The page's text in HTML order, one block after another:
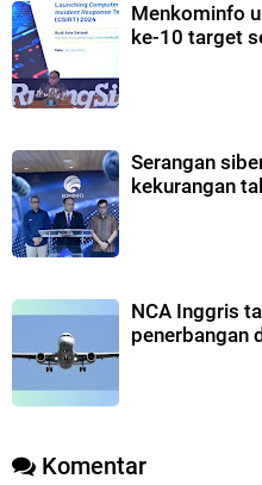
Menkominfo
ke-10 target
Serangan
kekurangan
NCA Inggris
penerbangan
Komentar